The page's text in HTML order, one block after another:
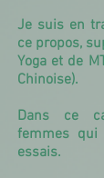
Je suis en
ce propos,
Yoga et de
Chinoise).
Dans ce
femmes qui
essais.